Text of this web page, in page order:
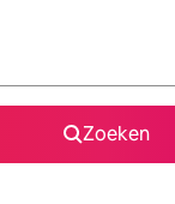
Zoeken